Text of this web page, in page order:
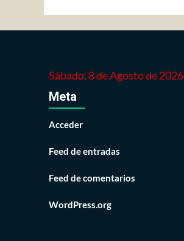
Sábado, 8 de Agosto de 2026
Meta
Acceder
Feed de entradas
Feed de comentarios
WordPress.org